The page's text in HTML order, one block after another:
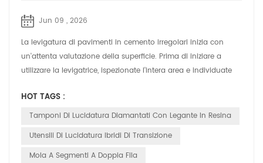
Jun 09 , 2026
La levigatura di pavimenti in cemento irregolari inizia con
un'attenta valutazione della superficie. Prima di iniziare a
utilizzare la levigatrice, ispezionate l'intera area e individuate
HOT TAGS :
Tamponi Di Lucidatura Diamantati Con Legante In Resina
Utensili Di Lucidatura Ibridi Di Transizione
Mola A Segmenti A Doppia Fila